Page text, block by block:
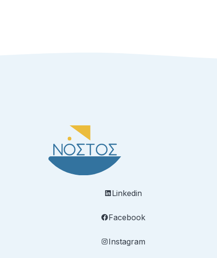
Linkedin
Facebook
Instagram